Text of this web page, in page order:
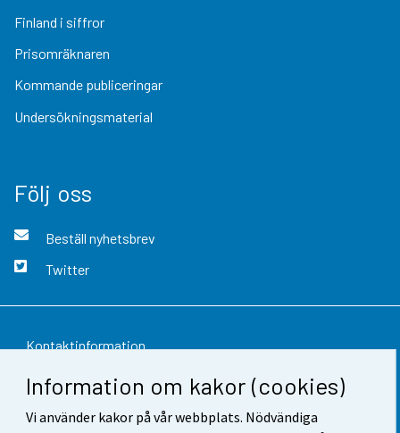
Information om kakor (cookies)
Vi använder kakor på vår webbplats. Nödvändiga
Finland i siffror
Prisomräknaren
Kommande publiceringar
Undersökningsmaterial
Följ oss
Beställ nyhetsbrev
Twitter
Kontaktinformation
Respons
Användarvillkor